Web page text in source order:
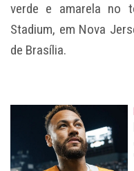
verde e amarela no
Stadium, em Nova
de Brasília.